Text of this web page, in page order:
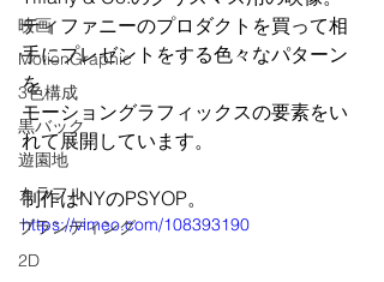
映画
MotionGraphic
3色構成
黒バック
遊園地
カラフル
ブランディング
2D
ティファニーのプロダクトを買って相
手にプレゼントをする色々なパターン
を
モーショングラフィックスの要素をい
れて展開しています。
制作はNYのPSYOP。
https://vimeo.com/108393190